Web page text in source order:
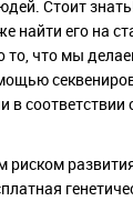
Стоит
найти его на
то, что мы
в соответствии
риском